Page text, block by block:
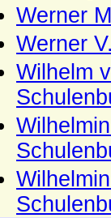
Werner
Werner
Wilhelm